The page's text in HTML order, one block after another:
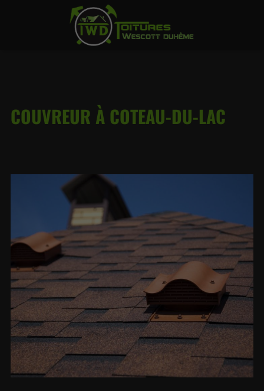
COUVREUR À COTEAU-DU-LAC